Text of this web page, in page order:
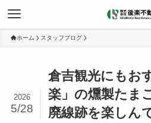
ホーム スタッフブログ
倉吉観光にもお
楽」の燻製たま
廃線跡を楽しん
2026
5/28